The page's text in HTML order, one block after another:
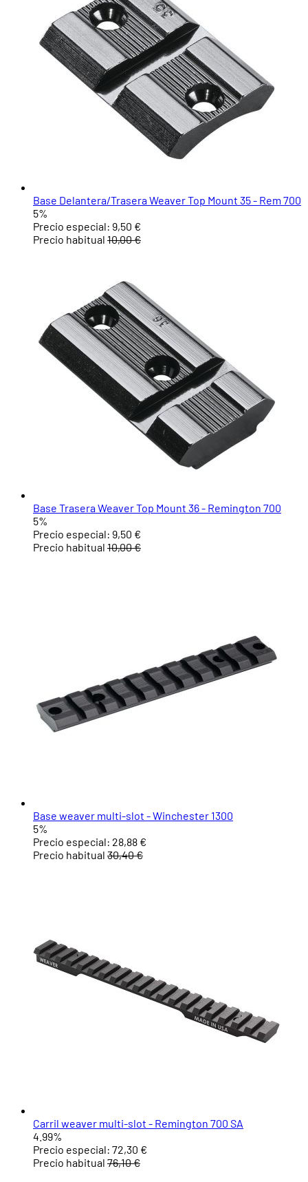
Base Delantera/Trasera Weaver Top Mount 35 - Rem 700
5%
Precio especial: 9,50 €
Precio habitual 10,00 €
Base Trasera Weaver Top Mount 36 - Remington 700
5%
Precio especial: 9,50 €
Precio habitual 10,00 €
Base weaver multi-slot - Winchester 1300
5%
Precio especial: 28,88 €
Precio habitual 30,40 €
Carril weaver multi-slot - Remington 700 SA
4.99%
Precio especial: 72,30 €
Precio habitual 76,10 €